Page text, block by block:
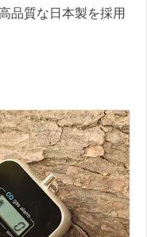
品質な日本製を採用